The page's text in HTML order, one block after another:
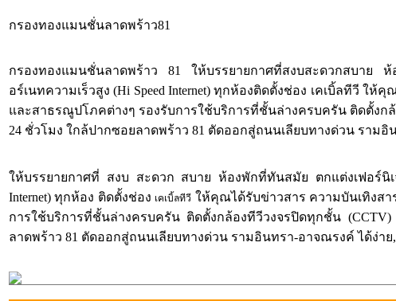
กรองทองแมนชั่นลาดพร้าว81
กรองทองแมนชั่นลาดพร้าว 81 ให้บรรยายกาศที่สงบสะดวกสบาย
อร์เนทความเร็วสูง (Hi Speed Internet) ทุกห้องติดตั้งช่อง เคเบิ้ลทีวี
และสาธรณูปโภคต่างๆ รองรับการใช้บริการที่ชั้นล่างครบครัน ติดตั้งก
24 ชั่วโมง ใกล้ปากซอยลาดพร้าว 81 ตัดออกสู่ถนนเลียบทางด่วน ราม
ให้บรรยายกาศที่ สงบ สะดวก สบาย ห้องพักที่ทันสมัย ตกแต่งเฟอร์นิ
Internet) ทุกห้อง ติดตั้งช่อง เคเบิ้ลทีวี ให้คุณได้รับข่าวสาร ความบันเทิงส
การใช้บริการที่ชั้นล่างครบครัน ติดตั้งกล้องทีวีวงจรปิดทุกชั้น
ลาดพร้าว 81 ตัดออกสู่ถนนเลียบทางด่วน รามอินทรา-อาจณรงค์ ได้ง่า